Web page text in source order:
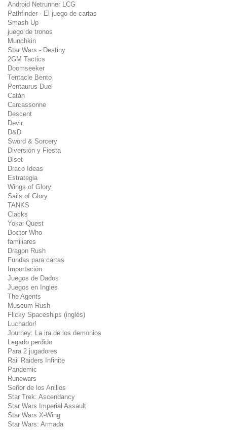
Android Netrunner LCG
Pathfinder - El juego de cartas
Smash Up
juego de tronos
Munchkin
Star Wars - Destiny
2GM Tactics
Doomseeker
Tentacle Bento
Pentaurus Duel
Catán
Carcassonne
Descent
Devir
D&D
Sword & Sorcery
Diversión y Fiesta
Diset
Draco Ideas
Estrategia
Wings of Glory
Sails of Glory
TANKS
Clacks
Yokai Quest
Doctor Who
familiares
Dragon Rush
Fundas para cartas
Importación
Juegos de Dados
Juegos en Ingles
The Agents
Museum Rush
Flicky Spaceships (inglés)
Luchador!
Journey: La ira de los demonios
Legado perdido
Para 2 jugadores
Rail Raiders Infinite
Pandemic
Runewars
Señor de los Anillos
Star Trek: Ascendancy
Star Wars Imperial Assault
Star Wars X-Wing
Star Wars: Armada